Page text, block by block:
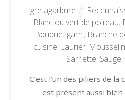
gretagarbure
Blanc ou vert de poireau,
Bouquet garni, Branche
cuisine, Laurier,
Sarriette, Sauge,
C’est l’un des piliers de la
est présent aussi bien